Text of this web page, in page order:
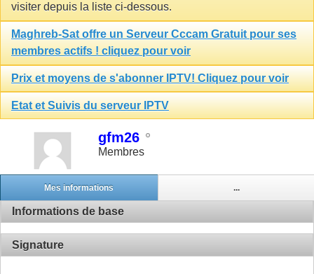
visiter depuis la liste ci-dessous.
Maghreb-Sat offre un Serveur Cccam Gratuit pour ses
membres actifs ! cliquez pour voir
Prix et moyens de s'abonner IPTV! Cliquez pour voir
Etat et Suivis du serveur IPTV
gfm26
Membres
Mes informations ...
Informations de base
Signature